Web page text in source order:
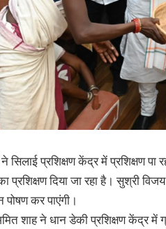
सिलाई प्रशिक्षण केंद्र में प्रशिक्षण
प्रशिक्षण दिया जा रहा है। सुश्री
पोषण कर पाएंगी।
शाह ने धान डेकी प्रशिक्षण केंद्र